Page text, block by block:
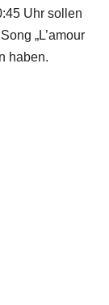
Uhr sollen
„L’amour
haben.